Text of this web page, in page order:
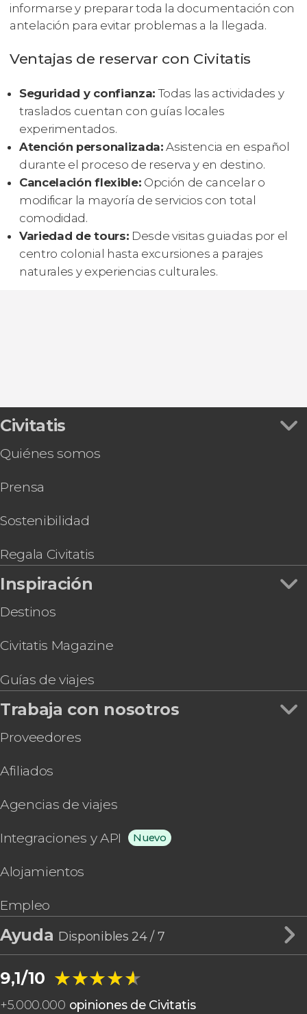
informarse y preparar toda la documentación con
antelación para evitar problemas a la llegada.
Ventajas de reservar con Civitatis
Seguridad y confianza: Todas las actividades y
traslados cuentan con guías locales
experimentados.
Atención personalizada: Asistencia en español
durante el proceso de reserva y en destino.
Cancelación flexible: Opción de cancelar o
modificar la mayoría de servicios con total
comodidad.
Variedad de tours: Desde visitas guiadas por el
centro colonial hasta excursiones a parajes
naturales y experiencias culturales.
Civitatis
Quiénes somos
Prensa
Sostenibilidad
Regala Civitatis
Inspiración
Destinos
Civitatis Magazine
Guías de viajes
Trabaja con nosotros
Proveedores
Afiliados
Agencias de viajes
Integraciones y API Nuevo
Alojamientos
Empleo
Ayuda Disponibles 24 / 7
9,1/10 ★★★★★
★★★★★
+5.000.000 opiniones de Civitatis